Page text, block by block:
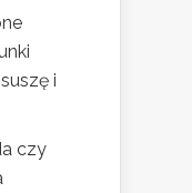
i
czy